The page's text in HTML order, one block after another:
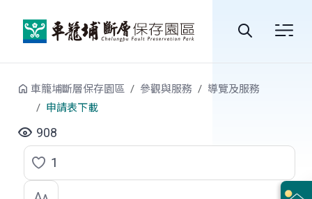
站
車籠埔斷層保存園區 參觀與服務
導覽及服務
申請表下載
908
點
1